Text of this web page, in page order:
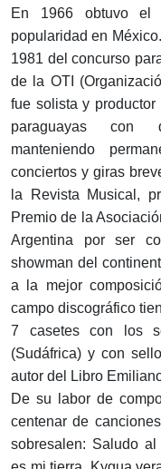
En 1966 obtuvo el
popularidad en
1981 del concurso
de la OTI
fue solista y
paraguayas con
manteniendo
conciertos y giras
la Revista Musical,
Premio de la
Argentina por ser
showman del
a la mejor
campo discográfico
7 casetes con los
(Sudáfrica) y con
autor del Libro
De su labor de
centenar de
sobresalen: Saludo al